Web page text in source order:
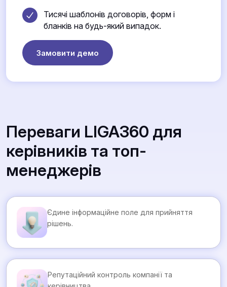
Тисячі шаблонів договорів, форм і
бланків на будь-який випадок.
Замовити демо
Переваги LIGA360 для
керівників та топ-
менеджерів
Єдине інформаційне поле для прийняття
рішень.
Репутаційний контроль компанії та